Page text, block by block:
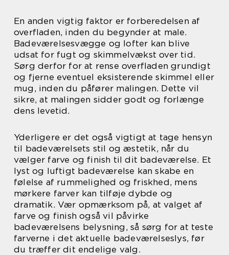
En anden vigtig faktor er forberedelsen af
overfladen, inden du begynder at male.
Badeværelsesvægge og lofter kan blive
udsat for fugt og skimmelvækst over tid.
Sørg derfor for at rense overfladen grundigt
og fjerne eventuel eksisterende skimmel eller
mug, inden du påfører malingen. Dette vil
sikre, at malingen sidder godt og forlænge
dens levetid.
Yderligere er det også vigtigt at tage hensyn
til badeværelsets stil og æstetik, når du
vælger farve og finish til dit badeværelse. Et
lyst og luftigt badeværelse kan skabe en
følelse af rummelighed og friskhed, mens
mørkere farver kan tilføje dybde og
dramatik. Vær opmærksom på, at valget af
farve og finish også vil påvirke
badeværelsens belysning, så sørg for at teste
farverne i det aktuelle badeværelseslys, før
du træffer dit endelige valg.